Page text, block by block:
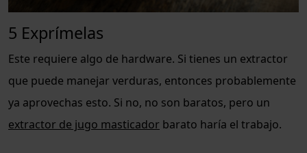
5 Exprímelas
Este requiere algo de hardware. Si tienes un extractor
que puede manejar verduras, entonces probablemente
ya aprovechas esto. Si no, no son baratos, pero un
extractor de jugo masticador barato haría el trabajo.